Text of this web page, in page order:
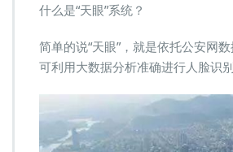
什么是“天眼”系统？
简单的说“天眼”，就是依托公安网
可利用大数据分析准确进行人脸识别